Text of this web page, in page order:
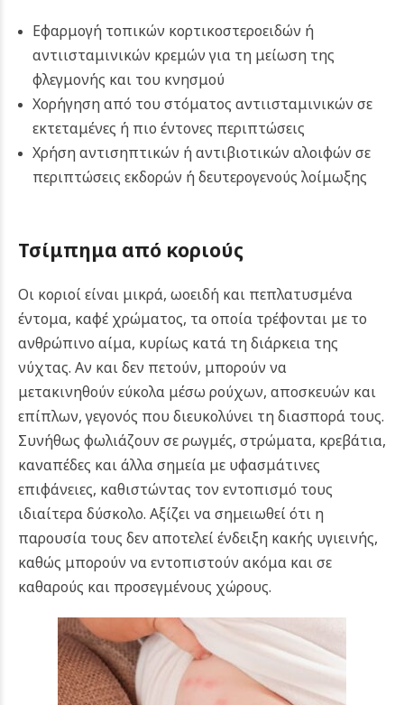
Εφαρμογή τοπικών κορτικοστεροειδών ή
αντιισταμινικών κρεμών για τη μείωση της
φλεγμονής και του κνησμού
Χορήγηση από του στόματος αντιισταμινικών σε
εκτεταμένες ή πιο έντονες περιπτώσεις
Χρήση αντισηπτικών ή αντιβιοτικών αλοιφών σε
περιπτώσεις εκδορών ή δευτερογενούς λοίμωξης
Τσίμπημα από κοριούς
Οι κοριοί είναι μικρά, ωοειδή και πεπλατυσμένα
έντομα, καφέ χρώματος, τα οποία τρέφονται με το
ανθρώπινο αίμα, κυρίως κατά τη διάρκεια της
νύχτας. Αν και δεν πετούν, μπορούν να
μετακινηθούν εύκολα μέσω ρούχων, αποσκευών και
επίπλων, γεγονός που διευκολύνει τη διασπορά τους.
Συνήθως φωλιάζουν σε ρωγμές, στρώματα, κρεβάτια,
καναπέδες και άλλα σημεία με υφασμάτινες
επιφάνειες, καθιστώντας τον εντοπισμό τους
ιδιαίτερα δύσκολο. Αξίζει να σημειωθεί ότι η
παρουσία τους δεν αποτελεί ένδειξη κακής υγιεινής,
καθώς μπορούν να εντοπιστούν ακόμα και σε
καθαρούς και προσεγμένους χώρους.